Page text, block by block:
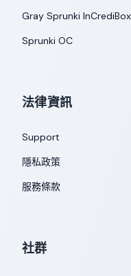
Gray Sprunki InCrediBox
Sprunki OC
法律資訊
Support
隱私政策
服務條款
社群